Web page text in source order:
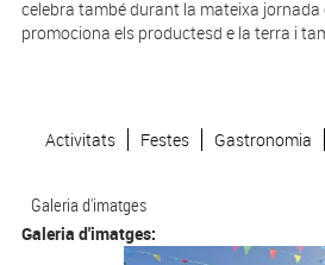
celebra també durant la mateixa jornada
promociona els productesd e la terra i
Activitats Festes Gastronomia
Galeria d'imatges
Galeria d'imatges: